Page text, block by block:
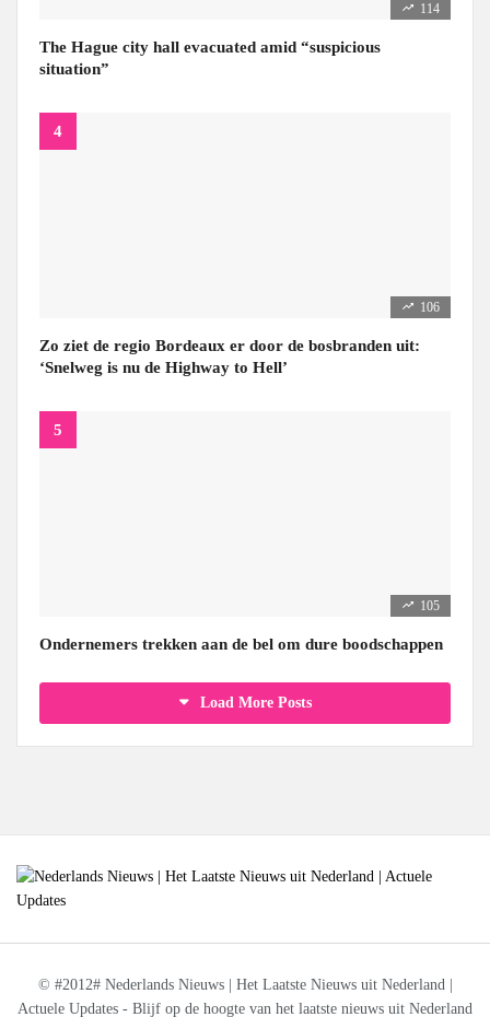
114
The Hague city hall evacuated amid “suspicious
situation”
106
Zo ziet de regio Bordeaux er door de bosbranden uit:
‘Snelweg is nu de Highway to Hell’
105
Ondernemers trekken aan de bel om dure boodschappen
Load More Posts
© #2012# Nederlands Nieuws | Het Laatste Nieuws uit Nederland |
Actuele Updates - Blijf op de hoogte van het laatste nieuws uit Nederland